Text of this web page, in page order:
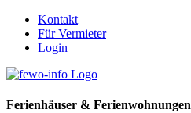
Kontakt
Für Vermieter
Login
Ferienhäuser & Ferienwohnungen